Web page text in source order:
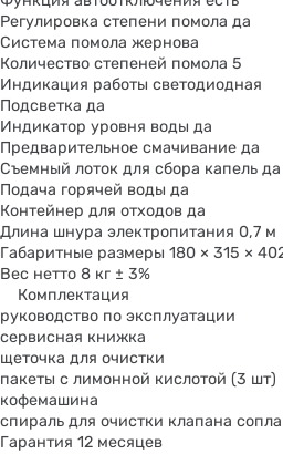
Регулировка степени помола да
Система помола жернова
Количество степеней помола 5
Индикация работы светодиодная
Подсветка да
Индикатор уровня воды да
Предварительное смачивание да
Съемный лоток для сбора капель да
Подача горячей воды да
Контейнер для отходов да
Длина шнура электропитания 0,7 м
Габаритные размеры 180 × 315 ×
Вес нетто 8 кг ± 3%
Комплектация
руководство по эксплуатации
сервисная книжка
щеточка для очистки
пакеты с лимонной кислотой (3 шт)
кофемашина
спираль для очистки клапана
Гарантия 12 месяцев